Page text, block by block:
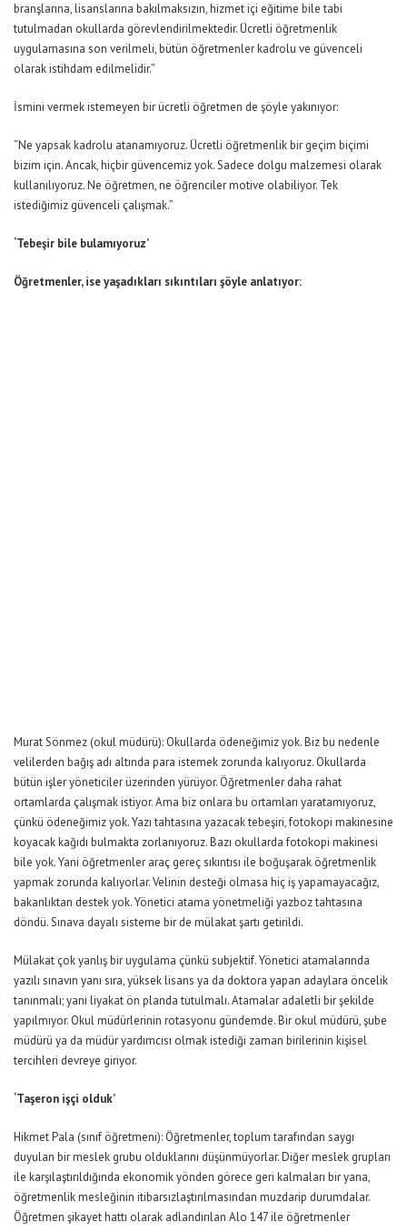
branşlarına, lisanslarına bakılmaksızın, hizmet içi eğitime bile tabi
tutulmadan okullarda görevlendirilmektedir. Ücretli öğretmenlik
uygulamasına son verilmeli, bütün öğretmenler kadrolu ve güvenceli
olarak istihdam edilmelidir.”
İsmini vermek istemeyen bir ücretli öğretmen de şöyle yakınıyor:
“Ne yapsak kadrolu atanamıyoruz. Ücretli öğretmenlik bir geçim biçimi
bizim için. Ancak, hiçbir güvencemiz yok. Sadece dolgu malzemesi olarak
kullanılıyoruz. Ne öğretmen, ne öğrenciler motive olabiliyor. Tek
istediğimiz güvenceli çalışmak.”
‘Tebeşir bile bulamıyoruz’
Öğretmenler, ise yaşadıkları sıkıntıları şöyle anlatıyor:
Murat Sönmez (okul müdürü): Okullarda ödeneğimiz yok. Biz bu nedenle
velilerden bağış adı altında para istemek zorunda kalıyoruz. Okullarda
bütün işler yöneticiler üzerinden yürüyor. Öğretmenler daha rahat
ortamlarda çalışmak istiyor. Ama biz onlara bu ortamları yaratamıyoruz,
çünkü ödeneğimiz yok. Yazı tahtasına yazacak tebeşiri, fotokopi makinesine
koyacak kağıdı bulmakta zorlanıyoruz. Bazı okullarda fotokopi makinesi
bile yok. Yani öğretmenler araç gereç sıkıntısı ile boğuşarak öğretmenlik
yapmak zorunda kalıyorlar. Velinin desteği olmasa hiç iş yapamayacağız,
bakanlıktan destek yok. Yönetici atama yönetmeliği yazboz tahtasına
döndü. Sınava dayalı sisteme bir de mülakat şartı getirildi.
Mülakat çok yanlış bir uygulama çünkü subjektif. Yönetici atamalarında
yazılı sınavın yanı sıra, yüksek lisans ya da doktora yapan adaylara öncelik
tanınmalı; yani liyakat ön planda tutulmalı. Atamalar adaletli bir şekilde
yapılmıyor. Okul müdürlerinin rotasyonu gündemde. Bir okul müdürü, şube
müdürü ya da müdür yardımcısı olmak istediği zaman birilerinin kişisel
tercihleri devreye giriyor.
‘Taşeron işçi olduk’
Hikmet Pala (sınıf öğretmeni): Öğretmenler, toplum tarafından saygı
duyulan bir meslek grubu olduklarını düşünmüyorlar. Diğer meslek grupları
ile karşılaştırıldığında ekonomik yönden görece geri kalmaları bir yana,
öğretmenlik mesleğinin itibarsızlaştırılmasından muzdarip durumdalar.
Öğretmen şikayet hattı olarak adlandırılan Alo 147 ile öğretmenler